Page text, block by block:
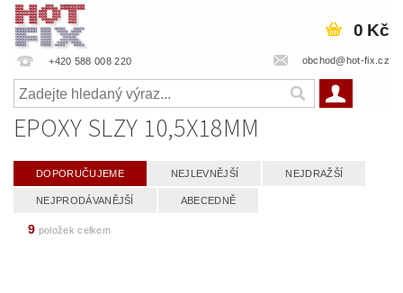
+420 588 008 220 obchod@hot-fix.cz
0 Kč
EPOXY SLZY 10,5X18MM
DOPORUČUJEME NEJLEVNĚJŠÍ NEJDRAŽŠÍ
NEJPRODÁVANĚJŠÍ ABECEDNĚ
9 položek celkem